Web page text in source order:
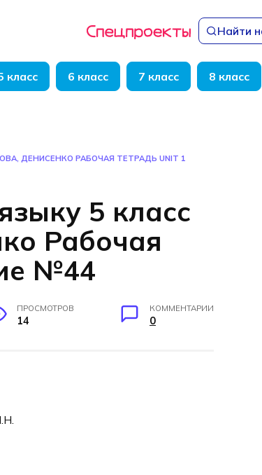
Найти
класс 6 класс 7 класс 8 класс
ДЕНИСЕНКО РАБОЧАЯ ТЕТРАДЬ UNIT 1
5 класс
Рабочая
№44
ПРОСМОТРОВ
14
КОММЕНТАРИИ
0